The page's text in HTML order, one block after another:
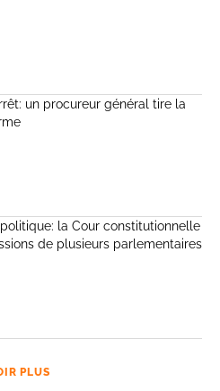
un procureur général tire la
la Cour constitutionnelle
de plusieurs parlementaires
PLUS